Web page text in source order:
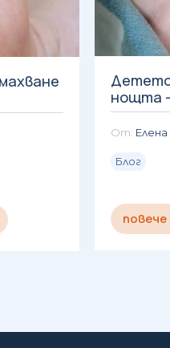
Детето
нощта
Блог